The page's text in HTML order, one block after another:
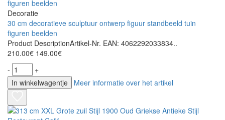
Decoratie
30 cm decoratieve sculptuur ontwerp figuur standbeeld tuin
figuren beelden
Product DescriptionArtikel-Nr. EAN: 4062292033834..
210.00€ 149.00€
-
+
In winkelwagentje
Meer informatie over het artikel